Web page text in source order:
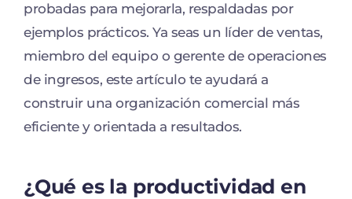
probadas para mejorarla, respaldadas por
ejemplos prácticos. Ya seas un líder de ventas,
miembro del equipo o gerente de operaciones
de ingresos, este artículo te ayudará a
construir una organización comercial más
eficiente y orientada a resultados.
¿Qué es la productividad en